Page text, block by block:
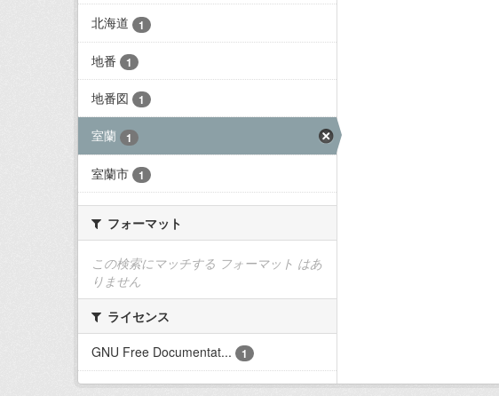
北海道 1
地番 1
地番図 1
室蘭 1
室蘭市 1
フォーマット
この検索にマッチする フォーマット はあ
りません
ライセンス
GNU Free Documentat...
1